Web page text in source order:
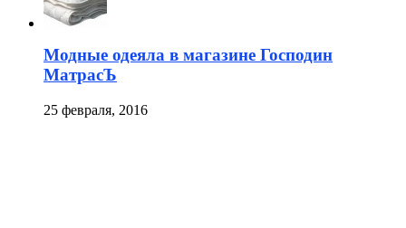
Модные одеяла в магазине Господин
МатрасЪ
25 февраля, 2016